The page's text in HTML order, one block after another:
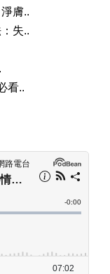
膚..
失..
看..